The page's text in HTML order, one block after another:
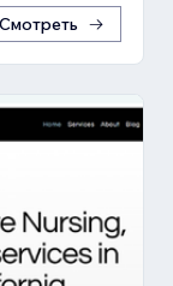
Смотреть